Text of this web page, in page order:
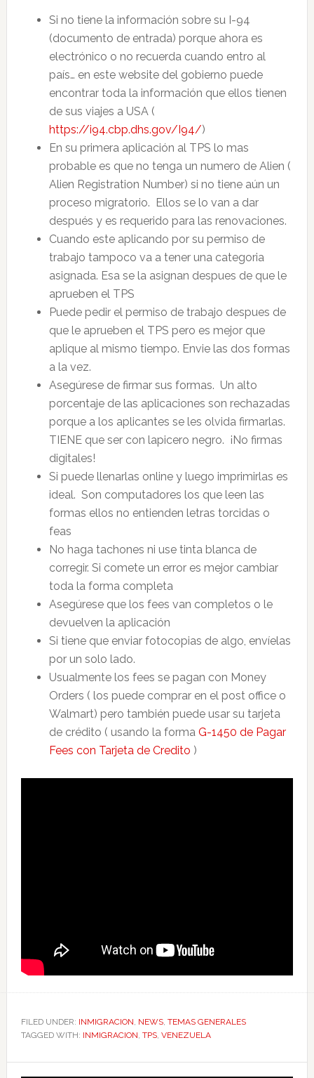
Si no tiene la información sobre su I-94
(documento de entrada) porque ahora es
electrónico o no recuerda cuando entro al
país… en este website del gobierno puede
encontrar toda la información que ellos tienen
de sus viajes a USA (
https://i94.cbp.dhs.gov/I94/)
En su primera aplicación al TPS lo mas
probable es que no tenga un numero de Alien (
Alien Registration Number) si no tiene aún un
proceso migratorio. Ellos se lo van a dar
después y es requerido para las renovaciones.
Cuando este aplicando por su permiso de
trabajo tampoco va a tener una categoria
asignada. Esa se la asignan despues de que le
aprueben el TPS
Puede pedir el permiso de trabajo despues de
que le aprueben el TPS pero es mejor que
aplique al mismo tiempo. Envie las dos formas
a la vez.
Asegúrese de firmar sus formas. Un alto
porcentaje de las aplicaciones son rechazadas
porque a los aplicantes se les olvida firmarlas.
TIENE que ser con lapicero negro. ¡No firmas
digitales!
Si puede llenarlas online y luego imprimirlas es
ideal. Son computadores los que leen las
formas ellos no entienden letras torcidas o
feas
No haga tachones ni use tinta blanca de
corregir. Si comete un error es mejor cambiar
toda la forma completa
Asegúrese que los fees van completos o le
devuelven la aplicación
Si tiene que enviar fotocopias de algo, envíelas
por un solo lado.
Usualmente los fees se pagan con Money
Orders ( los puede comprar en el post office o
Walmart) pero también puede usar su tarjeta
de crédito ( usando la forma G-1450 de Pagar
Fees con Tarjeta de Credito )
FILED UNDER: INMIGRACION NEWS, TEMAS GENERALES
TAGGED WITH: INMIGRACION TPS, VENEZUELA